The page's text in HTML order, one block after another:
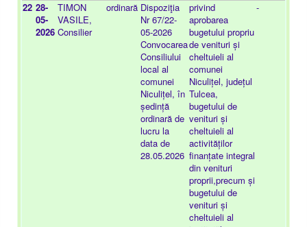
22 28-
05-
2026
TIMON
VASILE,
Consilier
ordinară Dispoziţia
Nr 67/22-
05-2026
Convocarea
Consiliului
local al
comunei
Niculițel, în
ședință
ordinară de
lucru la
data de
28.05.2026
privind
aprobarea
bugetului propriu
de venituri și
cheltuieli al
comunei
Niculițel, județul
Tulcea,
bugetului de
venituri și
cheltuieli al
activităților
finanțate integral
din venituri
proprii,precum și
bugetului de
venituri și
cheltuieli al
-